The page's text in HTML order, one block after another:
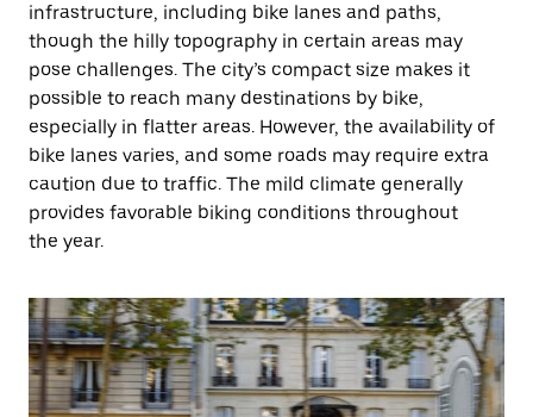
infrastructure, including bike lanes and paths,
though the hilly topography in certain areas may
pose challenges. The city’s compact size makes it
possible to reach many destinations by bike,
especially in flatter areas. However, the availability of
bike lanes varies, and some roads may require extra
caution due to traffic. The mild climate generally
provides favorable biking conditions throughout
the year.